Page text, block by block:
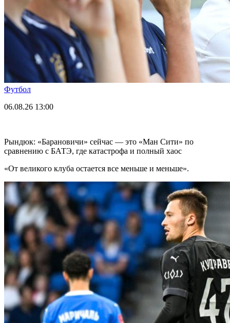
Футбол
06.08.26 13:00
Рындюк: «Барановичи» сейчас — это «Ман Сити» по
сравнению с БАТЭ, где катастрофа и полный хаос
«От великого клуба остается все меньше и меньше».